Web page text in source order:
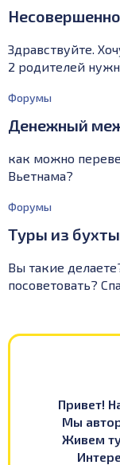
Здравствуйте.
2 родителей
Форумы
Денежный
как можно
Вьетнама?
Форумы
Туры из
Вы такие
посоветовать?
Привет!
Мы
Живем